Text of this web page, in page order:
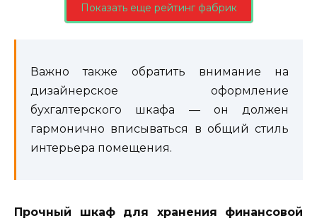
Показать еще рейтинг фабрик
Важно также обратить внимание на
дизайнерское оформление
бухгалтерского шкафа — он должен
гармонично вписываться в общий стиль
интерьера помещения.
Прочный шкаф для хранения финансовой